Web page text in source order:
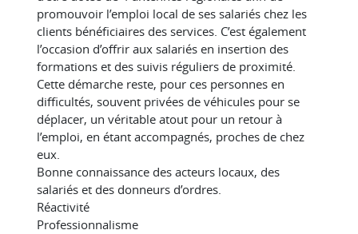
promouvoir l’emploi local de ses salariés chez les
clients bénéficiaires des services. C’est également
l’occasion d’offrir aux salariés en insertion des
formations et des suivis réguliers de proximité.
Cette démarche reste, pour ces personnes en
difficultés, souvent privées de véhicules pour se
déplacer, un véritable atout pour un retour à
l’emploi, en étant accompagnés, proches de chez
eux.
Bonne connaissance des acteurs locaux, des
salariés et des donneurs d’ordres.
Réactivité
Professionnalisme